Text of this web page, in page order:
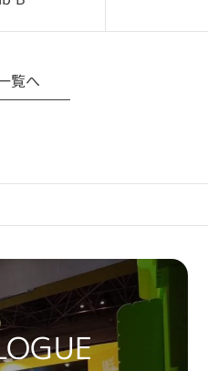
覧へ
・所有権などの一切の
利用
CADデータは予告なく
。
当社へお問い合わせ